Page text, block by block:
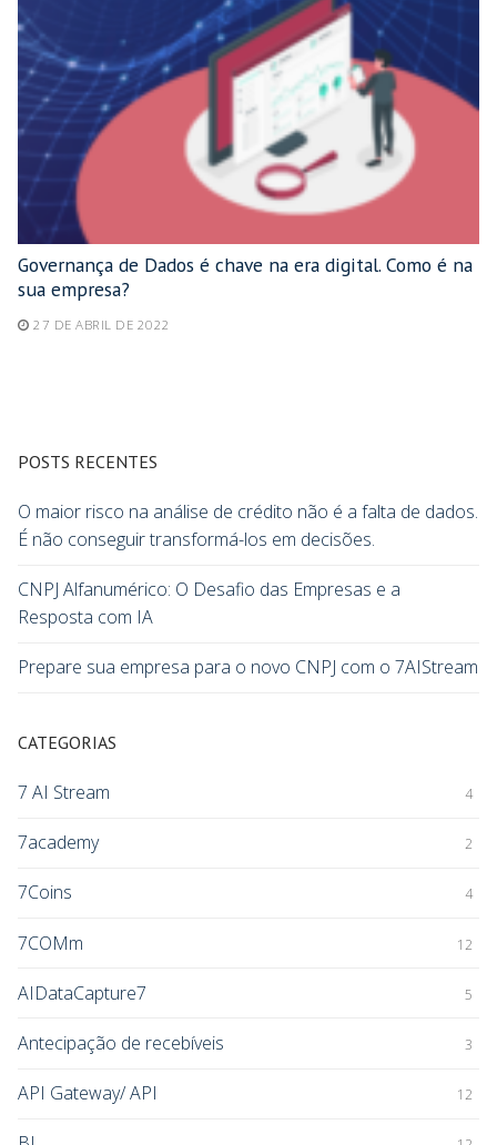
Governança de Dados é chave na era digital. Como é na
sua empresa?
27 DE ABRIL DE 2022
POSTS RECENTES
O maior risco na análise de crédito não é a falta de dados.
É não conseguir transformá-los em decisões.
CNPJ Alfanumérico: O Desafio das Empresas e a
Resposta com IA
Prepare sua empresa para o novo CNPJ com o 7AIStream
CATEGORIAS
7 AI Stream 4
7academy 2
7Coins 4
7COMm 12
AIDataCapture7 5
Antecipação de recebíveis 3
API Gateway/ API 12